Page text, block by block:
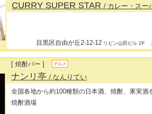
CURRY SUPER STAR/ カレー・スー
目黒区自由が丘2-12-12 リビン山田ビル 2F
[ 焼酎バー ] グルメ
ナンリ亭/ なんりてい
全国各地から約100種類の日本酒、焼酎、果実
焼酎酒場